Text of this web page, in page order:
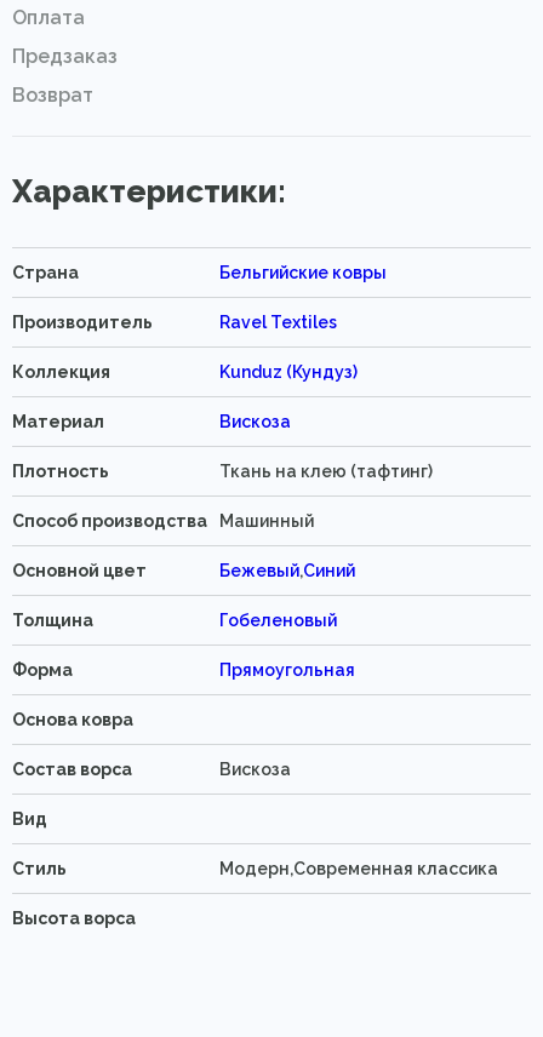
Оплата
Предзаказ
Возврат
Характеристики:
Страна Бельгийские ковры
Производитель Ravel Textiles
Коллекция Kunduz (Кундуз)
Материал Вискоза
Плотность Ткань на клею (тафтинг)
Способ производства Машинный
Основной цвет Бежевый,Синий
Толщина Гобеленовый
Форма Прямоугольная
Основа ковра
Состав ворса Вискоза
Вид
Стиль Модерн,Современная классика
Высота ворса